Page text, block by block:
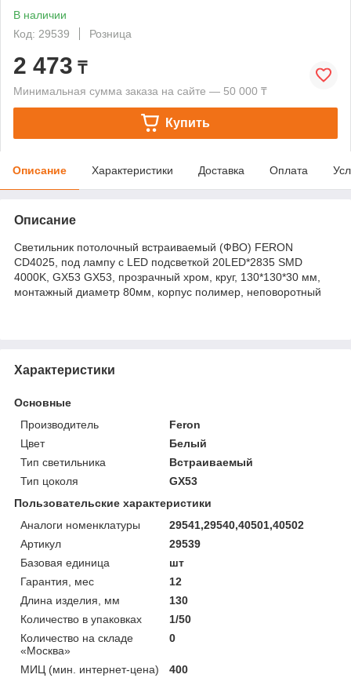
В наличии
Код: 29539
Розница
2 473 ₸
Минимальная сумма заказа на сайте — 50 000 ₸
Купить
Описание Характеристики Доставка Оплата
Описание
Светильник потолочный встраиваемый (ФВО) FERON
CD4025, под лампу с LED подсветкой 20LED*2835 SMD
4000K, GX53 GX53, прозрачный хром, круг, 130*130*30 мм,
монтажный диаметр 80мм, корпус полимер, неповоротный
Характеристики
Основные
Производитель
Feron
Цвет
Белый
Тип светильника
Встраиваемый
Тип цоколя
GX53
Пользовательские характеристики
Аналоги номенклатуры
29541,29540,40501,40502
Артикул
29539
Базовая единица
шт
Гарантия, мес
12
Длина изделия, мм
130
Количество в упаковках
1/50
Количество на складе
«Москва»
0
МИЦ (мин. интернет-цена)
400